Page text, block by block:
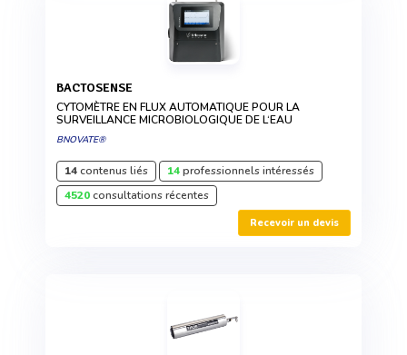
BACTOSENSE
CYTOMÈTRE EN FLUX AUTOMATIQUE POUR LA
SURVEILLANCE MICROBIOLOGIQUE DE L‘EAU
BNOVATE®
14contenus liés 14professionnels intéressés
4520consultations récentes
Recevoir un devis